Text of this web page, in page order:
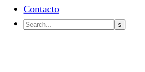
Contacto